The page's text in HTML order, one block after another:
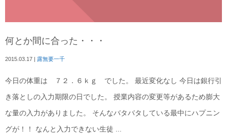
何とか間に合った・・・
2015.03.17 | 露無要一千
今日の体重は ７２．６ｋｇ でした。 最近変化なし 今日は銀行引
き落としの入力期限の日でした。 授業内容の変更等があるため膨大
な量の入力がありました。 そんなバタバタしている最中にハプニン
グが！！ なんと入力できない生徒 ...